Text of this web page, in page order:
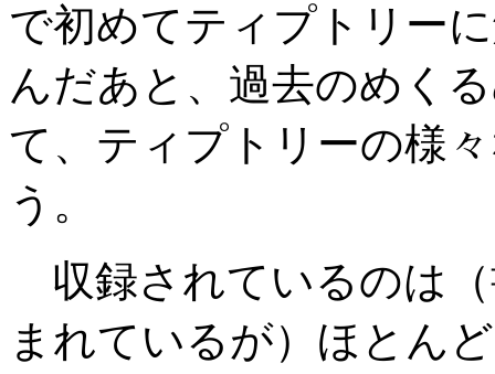
で初めてティプトリー
んだあと、過去のめく
て、ティプトリーの様
う。
収録されているのは
まれているが）ほとん